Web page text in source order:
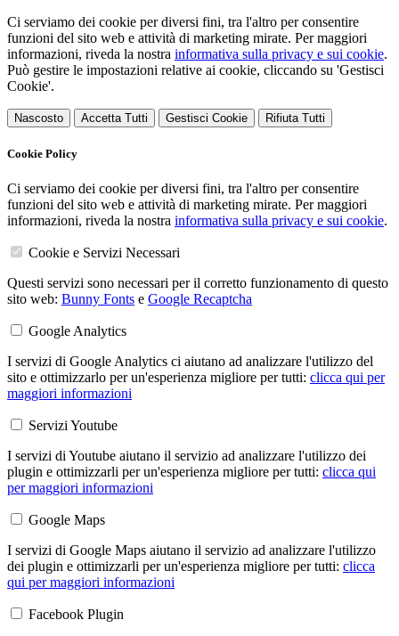
Ci serviamo dei cookie per diversi fini, tra l'altro per consentire
funzioni del sito web e attività di marketing mirate. Per maggiori
informazioni, riveda la nostra informativa sulla privacy e sui cookie.
Può gestire le impostazioni relative ai cookie, cliccando su 'Gestisci
Cookie'.
Nascosto Accetta Tutti Gestisci Cookie Rifiuta Tutti
Cookie Policy
Ci serviamo dei cookie per diversi fini, tra l'altro per consentire
funzioni del sito web e attività di marketing mirate. Per maggiori
informazioni, riveda la nostra informativa sulla privacy e sui cookie.
Cookie e Servizi Necessari
Questi servizi sono necessari per il corretto funzionamento di questo
sito web: Bunny Fonts e Google Recaptcha
Google Analytics
I servizi di Google Analytics ci aiutano ad analizzare l'utilizzo del
sito e ottimizzarlo per un'esperienza migliore per tutti: clicca qui per
maggiori informazioni
Servizi Youtube
I servizi di Youtube aiutano il servizio ad analizzare l'utilizzo dei
plugin e ottimizzarli per un'esperienza migliore per tutti: clicca qui
per maggiori informazioni
Google Maps
I servizi di Google Maps aiutano il servizio ad analizzare l'utilizzo
dei plugin e ottimizzarli per un'esperienza migliore per tutti: clicca
qui per maggiori informazioni
Facebook Plugin